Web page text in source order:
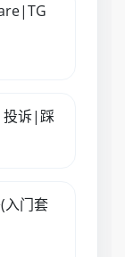
诉|踩
门套